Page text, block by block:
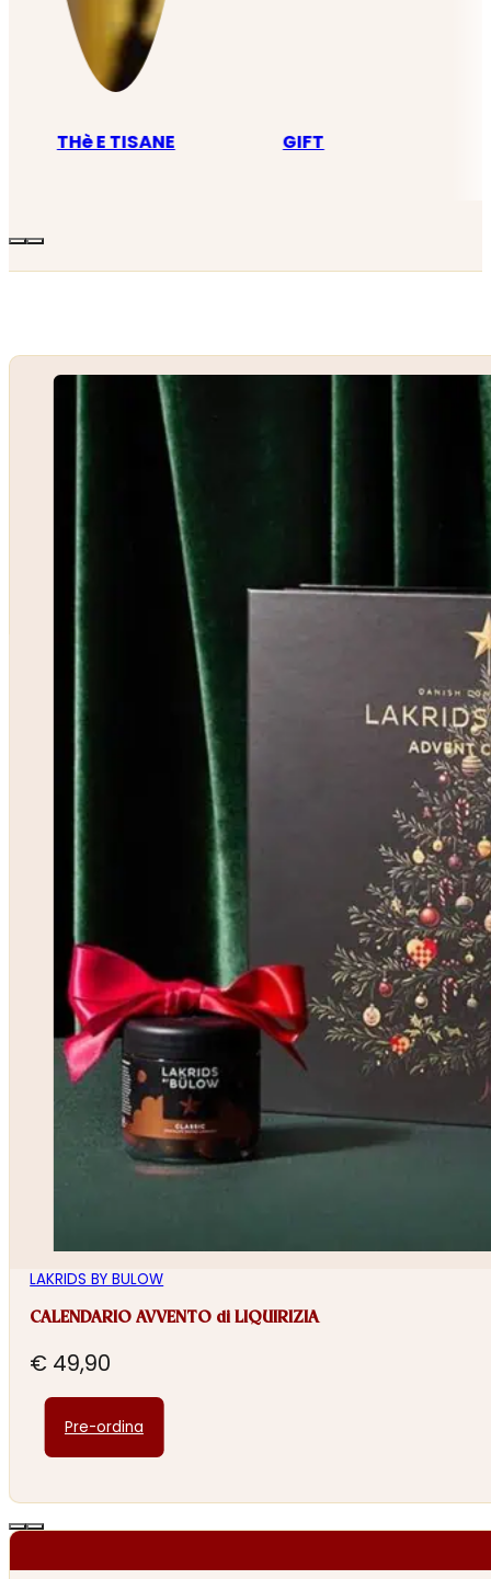
THè E TISANE GIFT
LAKRIDS BY BULOW
CALENDARIO AVVENTO di LIQUIRIZIA
€ 49,90
Pre-ordina